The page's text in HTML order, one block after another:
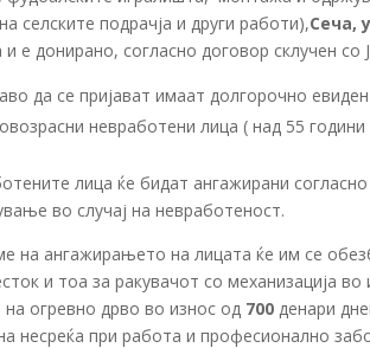
селските подрачја и други работи),Сеча,
е донирано, согласно договор склучен со
да се пријават имаат долгорочно
невработени лица ( над 55
лица ќе бидат ангажирани
во случај на невработеност.
на ангажирањето на лицата ќе им се
и тоа за ракувачот со механизација во
на огревно дрво во износ од 700 денари
на несреќа при работа и професионално